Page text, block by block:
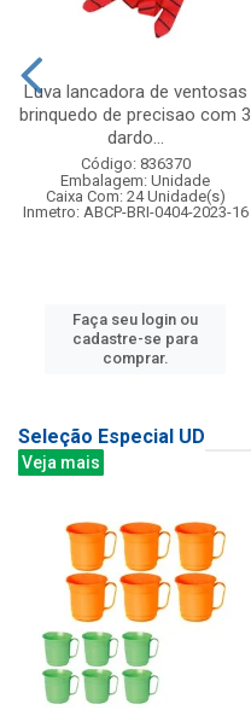
Luva lancadora de ventosas
brinquedo de precisao com 3
dardo...
Código: 836370
Embalagem: Unidade
Caixa Com: 24 Unidade(s)
Inmetro: ABCP-BRI-0404-2023-16
Faça seu login ou
cadastre-se para
comprar.
Seleção Especial UD
Veja mais